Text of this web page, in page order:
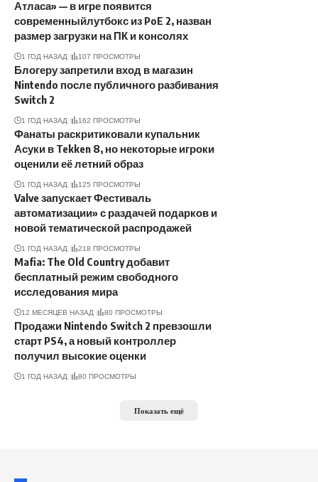
Атласа» — в игре появится
современныйлутбокс из PoE 2, назван
размер загрузки на ПК и консолях
1 ГОД НАЗАД 107 ПРОСМОТРЫ
Блогеру запретили вход в магазин
Nintendo после публичного разбивания
Switch 2
1 ГОД НАЗАД 162 ПРОСМОТРЫ
Фанаты раскритиковали купальник
Асуки в Tekken 8, но некоторые игроки
оценили её летний образ
1 ГОД НАЗАД 125 ПРОСМОТРЫ
Valve запускает Фестиваль
автоматизации» с раздачей подарков и
новой тематической распродажей
1 ГОД НАЗАД 218 ПРОСМОТРЫ
Mafia: The Old Country добавит
бесплатный режим свободного
исследования мира
12 МЕСЯЦЕВ НАЗАД 80 ПРОСМОТРЫ
Продажи Nintendo Switch 2 превзошли
старт PS4, а новый контроллер
получил высокие оценки
1 ГОД НАЗАД 80 ПРОСМОТРЫ
Показать ещё